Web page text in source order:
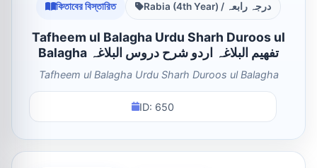
কিতাবের বিস্তারিত Rabia (4th Year) / درجہ رابعہ
Tafheem ul Balagha Urdu Sharh Duroos ul
Balagha تفھیم البلاغہ اردو شرح دروس البلاغہ
Tafheem ul Balagha Urdu Sharh Duroos ul Balagha
ID: 650